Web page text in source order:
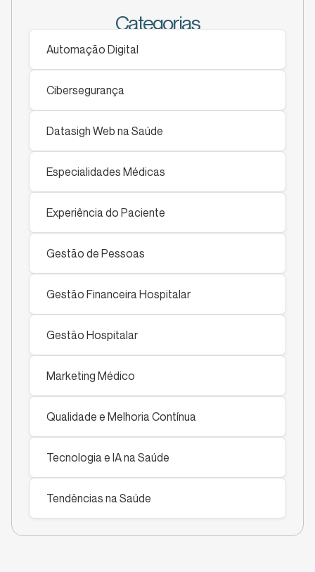
Categorias
Automação Digital
Cibersegurança
Datasigh Web na Saúde
Especialidades Médicas
Experiência do Paciente
Gestão de Pessoas
Gestão Financeira Hospitalar
Gestão Hospitalar
Marketing Médico
Qualidade e Melhoria Contínua
Tecnologia e IA na Saúde
Tendências na Saúde